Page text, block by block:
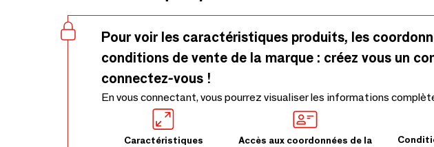
Pour voir les caractéristiques produits, les
conditions de vente de la marque : créez vous un
connectez-vous !
En vous connectant, vous pourrez visualiser les informations
Caractéristiques
Accès aux coordonnées de la